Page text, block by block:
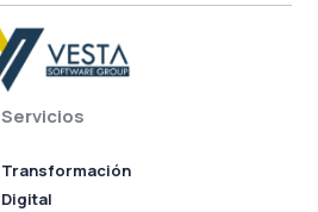
Servicios
Transformación
Digital